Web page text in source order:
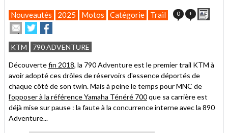
Nouveautés 2025 Motos Catégorie Trail 0 +
Envoyer
cet
article
à
un
ami
Partager
sur
Twitter
sur
Facebook
KTM 790 ADVENTURE
Découvertefin 2018, la 790 Adventure est le premier trail KTM à
avoir adopté ces drôles de réservoirs d'essence déportés de
chaque côté de son twin. Mais à peine le temps pour MNC de
l'opposer à la référence Yamaha Ténéré 700que sa carrière est
déjà mise sur pause : la faute à la concurrence interne avec la 890
Adventure...